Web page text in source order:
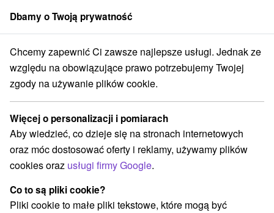
członek grupySorger
Východné Slovensko Košický kraj Jasov Jaskinia Jasowska
Jaskinia Jasowska
Wyświetl stronę internetową Przejdź do
+421 55 466 41 65 jasovj@ssj.sk
Facebook
Dbamy o Twoją prywatność
Chcemy zapewnić Ci zawsze najlepsze usługi. Jednak ze
względu na obowiązujące prawo potrzebujemy Twojej
zgody na używanie plików cookie.
Więcej o personalizacji i pomiarach
Aby wiedzieć, co dzieje się na stronach internetowych
oraz móc dostosować oferty i reklamy, używamy plików
cookies oraz usługi firmy Google.
Co to są pliki cookie?
Pliki cookie to małe pliki tekstowe, które mogą być